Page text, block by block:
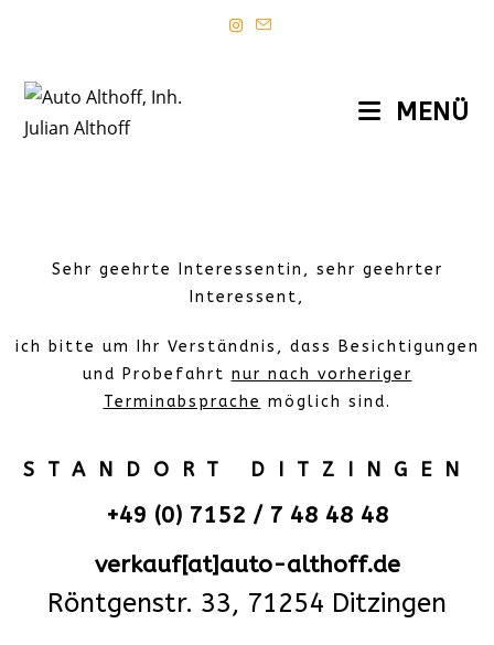
MENÜ
Sehr geehrte Interessentin, sehr geehrter
Interessent,
ich bitte um Ihr Verständnis, dass Besichtigungen
und Probefahrt nur nach vorheriger
Terminabsprache möglich sind.
STANDORT DITZINGEN
+49 (0) 7152 / 7 48 48 48
verkauf[at]auto-althoff.de
Röntgenstr. 33, 71254 Ditzingen